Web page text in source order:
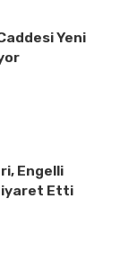
Yeni
Engelli
Etti